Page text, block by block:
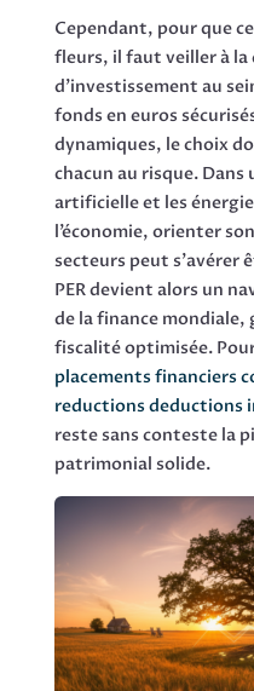
Cependant, pour que
fleurs, il faut veiller à
d’investissement au
fonds en euros
dynamiques, le choix
chacun au risque.
artificielle et les
l’économie, orienter
secteurs peut s’avérer
PER devient alors un
de la finance mondiale,
fiscalité optimisée.
placements financiers
reductions deductions
reste sans conteste la
patrimonial solide.